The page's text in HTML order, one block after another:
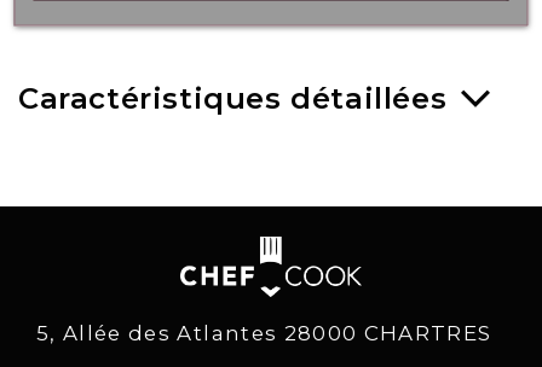
Caractéristiques détaillées
5, Allée des Atlantes 28000 CHARTRES